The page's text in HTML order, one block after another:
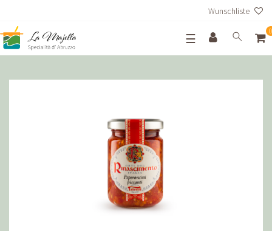
Wunschliste
☰
0